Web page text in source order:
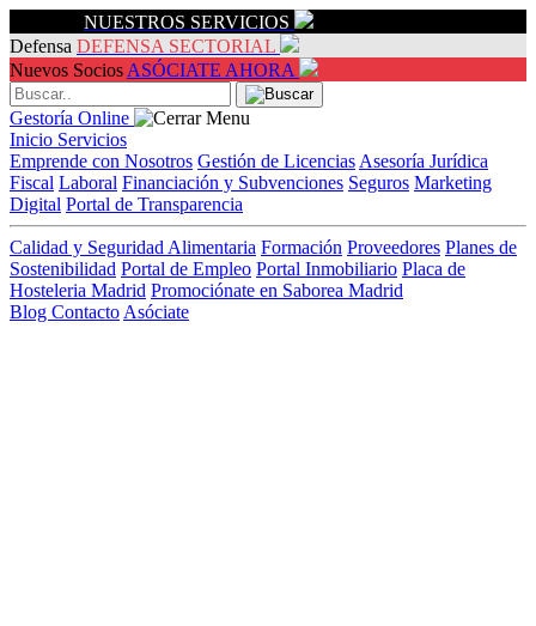
NUESTROS SERVICIOS
Defensa DEFENSA SECTORIAL
Nuevos Socios ASÓCIATE AHORA
Gestoría Online
Inicio Servicios
Emprende con Nosotros Gestión de Licencias Asesoría Jurídica
Fiscal Laboral Financiación y Subvenciones Seguros Marketing
Digital Portal de Transparencia
Calidad y Seguridad Alimentaria Formación Proveedores Planes de
Sostenibilidad Portal de Empleo Portal Inmobiliario Placa de
Hosteleria Madrid Promociónate en Saborea Madrid
Blog Contacto Asóciate